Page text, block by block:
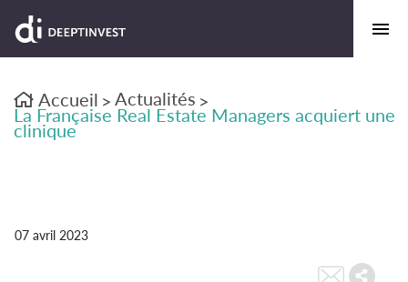
Accueil > Actualités >
La Française Real Estate Managers acquiert une
clinique
07 avril 2023